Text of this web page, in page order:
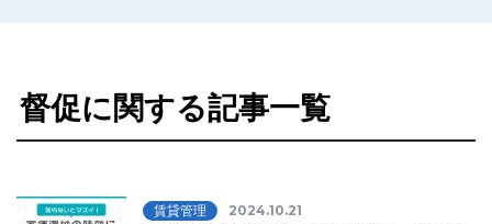
督促に関する記事一覧
賃貸管理 2024.10.21